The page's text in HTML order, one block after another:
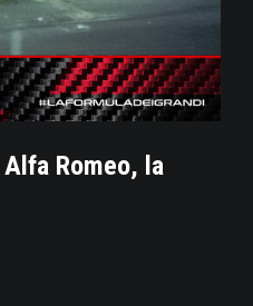
Romeo, la